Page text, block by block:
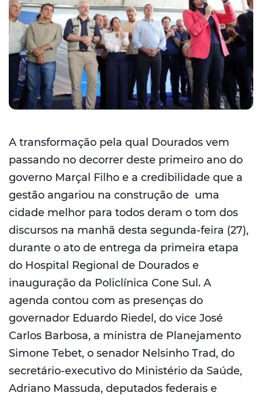
A transformação pela qual Dourados vem
passando no decorrer deste primeiro ano do
governo Marçal Filho e a credibilidade que a
gestão angariou na construção de uma
cidade melhor para todos deram o tom dos
discursos na manhã desta segunda-feira (27),
durante o ato de entrega da primeira etapa
do Hospital Regional de Dourados e
inauguração da Policlínica Cone Sul. A
agenda contou com as presenças do
governador Eduardo Riedel, do vice José
Carlos Barbosa, a ministra de Planejamento
Simone Tebet, o senador Nelsinho Trad, do
secretário-executivo do Ministério da Saúde,
Adriano Massuda, deputados federais e